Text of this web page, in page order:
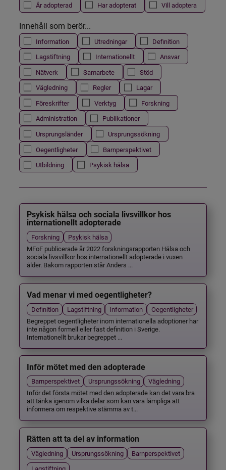
Är adopterad
Har adopterat Vill adoptera
Innehåll som berör...
Information Utredningar
Definition
Lagstiftning
Internationellt
Ansvar
Nätverk
Samarbete
Stöd
Vägledning
Regler
Lagar
Föreskrifter
Verktyg
Forskning
Administration
Publikationer
Ursprungsländer
Ursprungssökning
Oegentligheter
Barnperspektivet
Utbildning
Psykisk hälsa
Psykisk hälsa och sociala livsvillkor hos
internationellt adopterade
Forskning
Psykisk hälsa
MFoF publicerade år 2022 forskningsrapporten Hälsa och
sociala livsvillkor hos internationellt adopterade i vuxen
ålder. Bakom rapporten står Anders ...
Vad menar vi med oegentligheter?
Definition Lagstiftning Information
Oegentligheter
Begreppet oegentligheter inom internationella adoptioner har
inte någon formell eller fast definition i Sverige.
Internationellt brukar begreppet ...
Inför mötet med den adopterade
Barnperspektivet Ursprungssökning
Vägledning
Inför det första mötet med den adopterade kan det vara bra
att tänka igenom vilka delar som kan vara lämpliga att
informera om respektive stämma av t...
Rätten att ta del av information
Vägledning Ursprungssökning
Barnperspektivet
Lagstiftning